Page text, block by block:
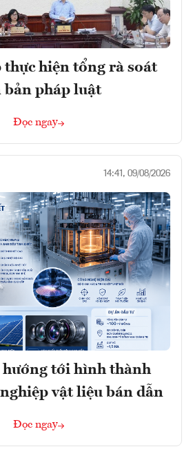
thực hiện tổng rà soát
bản pháp luật
Đọc ngay
14:41, 09/08/2026
tới hình thành
vật liệu bán dẫn
Đọc ngay